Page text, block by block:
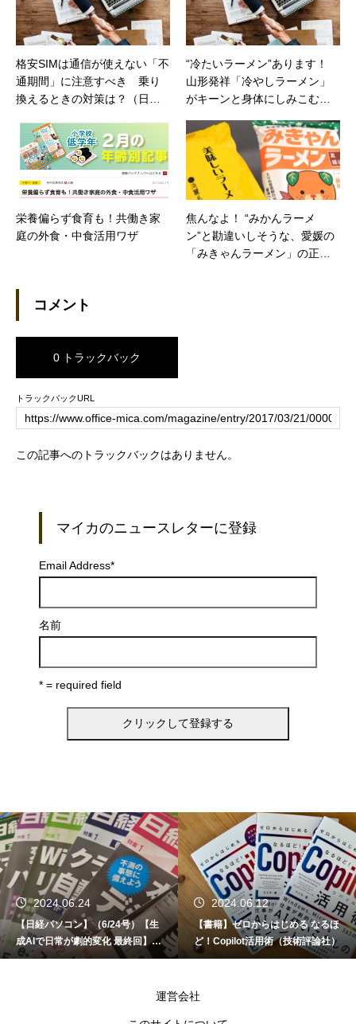
格安SIMは通信が使えない「不
通期間」に注意すべき 乗り
換えるときの対策は？（日経
“冷たいラーメン”あります！
山形発祥「冷やしラーメン」
がキーンと身体にしみこむウ
栄養偏らず食育も！共働き家
庭の外食・中食活用ワザ
焦んなよ！ “みかんラーメ
ン”と勘違いしそうな、愛媛の
「みきゃんラーメン」の正体
コメント
0 トラックバック
トラックバックURL
この記事へのトラックバックはありません。
マイカのニュースレターに登録
Email Address*
名前
* = required field
2024.06.24
【日経パソコン】（6/24号）【生
成AIで日常が劇的変化 最終回】 A
I時代のアプリケーション／サービ
2024.06.12
【書籍】ゼロからはじめる なるほ
ど！Copilot活用術（技術評論社）
運営会社